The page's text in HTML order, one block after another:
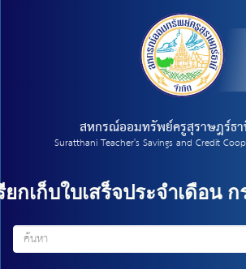
สหกรณ์ออมทรัพย์ครูสุราษฎร์ธ
Suratthani Teacher's Savings and Credit
เสร็จประจำเดือน กรกฎาค